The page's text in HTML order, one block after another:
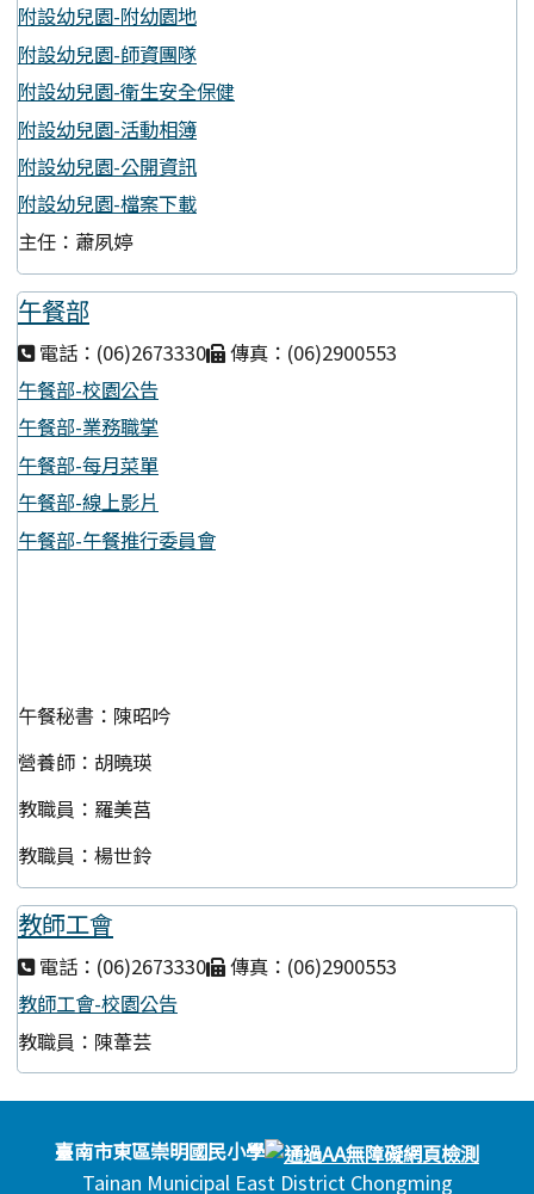
附設幼兒園-附幼園地
附設幼兒園-師資團隊
附設幼兒園-衛生安全保健
附設幼兒園-活動相簿
附設幼兒園-公開資訊
附設幼兒園-檔案下載
主任：蕭夙婷
午餐部
電話：(06)2673330
傳真：(06)2900553
午餐部-校園公告
午餐部-業務職掌
午餐部-每月菜單
午餐部-線上影片
午餐部-午餐推行委員會
午餐秘書：陳昭吟
營養師：胡曉瑛
教職員：羅美莒
教職員：楊世鈴
教師工會
電話：(06)2673330
傳真：(06)2900553
教師工會-校園公告
教職員：陳葦芸
頁尾區域內容
臺南市東區崇明國民小學
Tainan Municipal East District Chongming